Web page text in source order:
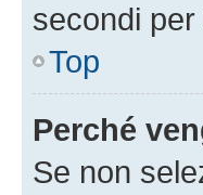
secondi
Top
Perché
Se non